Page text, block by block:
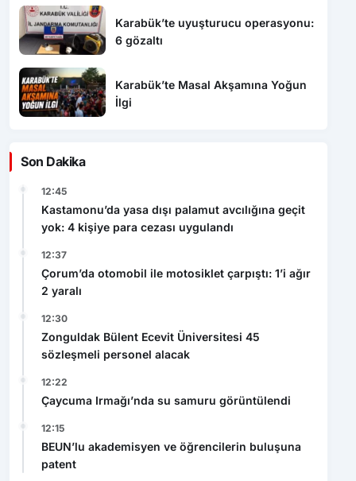
Karabük’te uyuşturucu operasyonu:
6 gözaltı
Karabük’te Masal Akşamına Yoğun
İlgi
Son Dakika
12:45
Kastamonu’da yasa dışı palamut avcılığına geçit
yok: 4 kişiye para cezası uygulandı
12:37
Çorum’da otomobil ile motosiklet çarpıştı: 1’i ağır
2 yaralı
12:30
Zonguldak Bülent Ecevit Üniversitesi 45
sözleşmeli personel alacak
12:22
Çaycuma Irmağı’nda su samuru görüntülendi
12:15
BEUN’lu akademisyen ve öğrencilerin buluşuna
patent